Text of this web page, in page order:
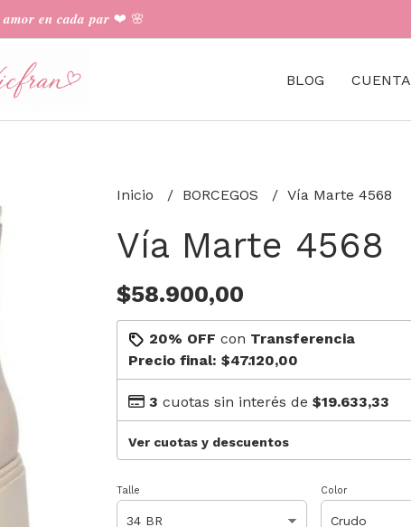
𝒂𝒎𝒐𝒓 𝒆𝒏 𝒄𝒂𝒅𝒂 𝒑𝒂𝒓 ❤︎ 🌸
BLOG CUENTA
Inicio BORCEGOS Vía Marte 4568
Vía Marte 4568
$58.900,00
20% OFF con Transferencia
Precio final: $47.120,00
3 cuotas sin interés de $19.633,33
Ver cuotas y descuentos
Talle Color